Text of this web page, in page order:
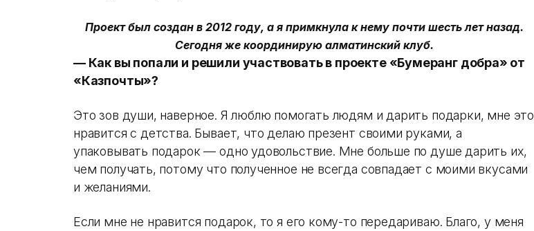
Проект был создан в 2012 году, а я примкнула к нему почти шесть лет назад.
Сегодня же координирую алматинский клуб.
— Как вы попали и решили участвовать в проекте «Бумеранг добра» от
«Казпочты»?
Это зов души, наверное. Я люблю помогать людям и дарить подарки, мне это
нравится с детства. Бывает, что делаю презент своими руками, а
упаковывать подарок — одно удовольствие. Мне больше по душе дарить их,
чем получать, потому что полученное не всегда совпадает с моими вкусами
и желаниями.
Если мне не нравится подарок, то я его кому-то передариваю. Благо, у меня